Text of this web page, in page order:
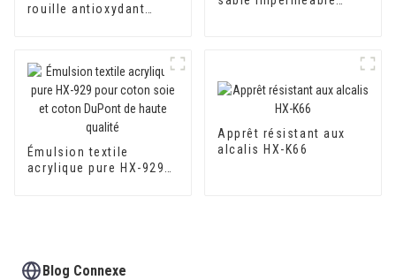
rouille antioxydant
Émulsion textile
acrylique pure HX-929
Apprêt résistant aux
alcalis HX-K66
Blog Connexe